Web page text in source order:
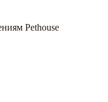
Pethouse